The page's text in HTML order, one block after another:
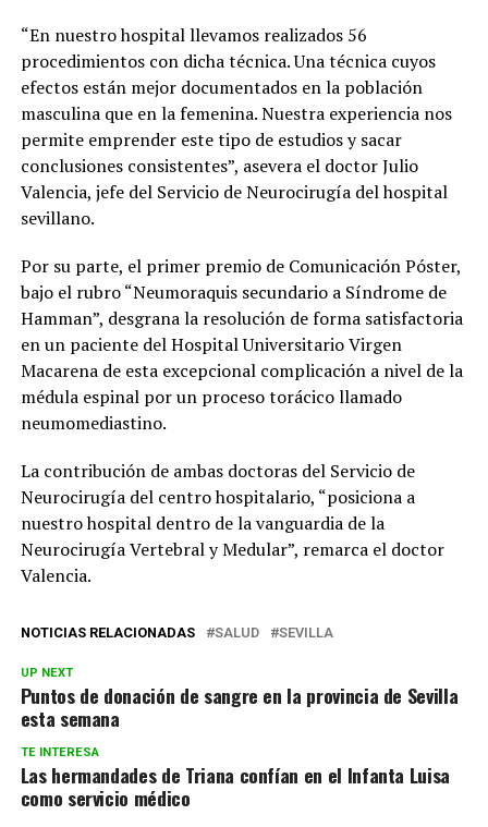
“En nuestro hospital llevamos realizados 56
procedimientos con dicha técnica. Una técnica cuyos
efectos están mejor documentados en la población
masculina que en la femenina. Nuestra experiencia nos
permite emprender este tipo de estudios y sacar
conclusiones consistentes”, asevera el doctor Julio
Valencia, jefe del Servicio de Neurocirugía del hospital
sevillano.
Por su parte, el primer premio de Comunicación Póster,
bajo el rubro “Neumoraquis secundario a Síndrome de
Hamman”, desgrana la resolución de forma satisfactoria
en un paciente del Hospital Universitario Virgen
Macarena de esta excepcional complicación a nivel de la
médula espinal por un proceso torácico llamado
neumomediastino.
La contribución de ambas doctoras del Servicio de
Neurocirugía del centro hospitalario, “posiciona a
nuestro hospital dentro de la vanguardia de la
Neurocirugía Vertebral y Medular”, remarca el doctor
Valencia.
NOTICIAS RELACIONADAS SALUD SEVILLA
UP NEXT
Puntos de donación de sangre en la provincia de Sevilla
esta semana
TE INTERESA
Las hermandades de Triana confían en el Infanta Luisa
como servicio médico